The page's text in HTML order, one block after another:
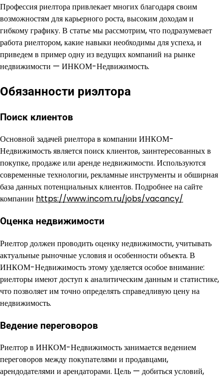
Профессия риелтора привлекает многих благодаря своим
возможностям для карьерного роста, высоким доходам и
гибкому графику. В статье мы рассмотрим, что подразумевает
работа риелтором, какие навыки необходимы для успеха, и
приведем в пример одну из ведущих компаний на рынке
недвижимости — ИНКОМ-Недвижимость.
Обязанности риэлтора
Поиск клиентов
Основной задачей риелтора в компании ИНКОМ-
Недвижимость является поиск клиентов, заинтересованных в
покупке, продаже или аренде недвижимости. Используются
современные технологии, рекламные инструменты и обширная
база данных потенциальных клиентов. Подробнее на сайте
компании https://www.incom.ru/jobs/vacancy/
Оценка недвижимости
Риелтор должен проводить оценку недвижимости, учитывать
актуальные рыночные условия и особенности объекта. В
ИНКОМ-Недвижимость этому уделяется особое внимание:
риелторы имеют доступ к аналитическим данным и статистике,
что позволяет им точно определять справедливую цену на
недвижимость.
Ведение переговоров
Риелтор в ИНКОМ-Недвижимость занимается ведением
переговоров между покупателями и продавцами,
арендодателями и арендаторами. Цель — добиться условий,